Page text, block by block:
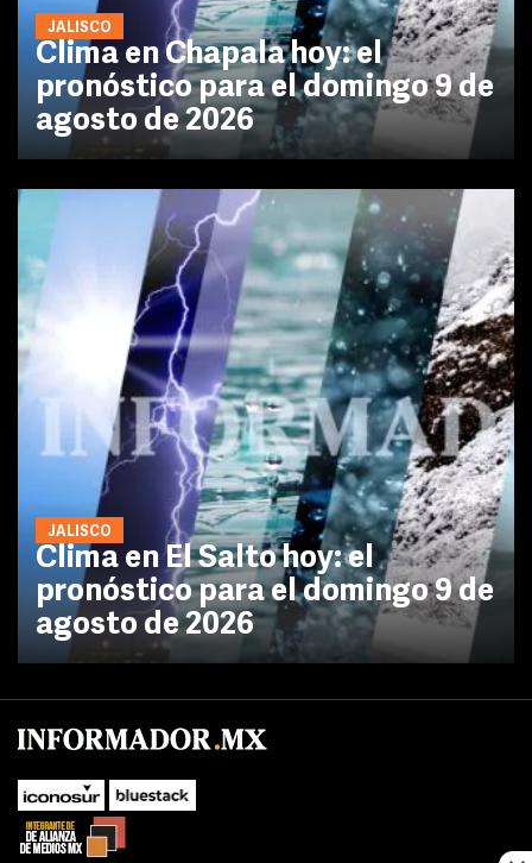
JALISCO
Clima en Chapala hoy: el
pronóstico para el domingo 9 de
agosto de 2026
JALISCO
Clima en El Salto hoy: el
pronóstico para el domingo 9 de
agosto de 2026